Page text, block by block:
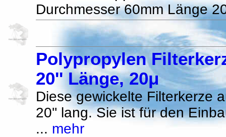
Durchmesser 60mm Länge
Polypropylen
20'' Länge, 20μ
Diese gewickelte Filterkerze
20'' lang. Sie ist für den
... mehr